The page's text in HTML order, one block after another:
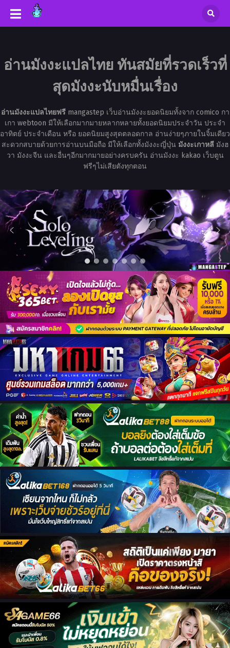
อ่านมังงะแปลไทย ทันสมัยที่รวดเร็วที่
สุดมังงะนับหมื่นเรื่อง
อ่านมังงะแปลไทยฟรีmangastep เว็บอ่านมังงะยอดนิยมทั้งจาก comico กา
เกา webtoon มีให้เลือกมากมายหลากหลายทั้งยอดนิยมประจำวัน ประจำ
อาทิตย์ ประจำเดือน หรือ ยอดนิยมสูงสุดตลอดกาล อ่านง่ายๆภายในจิ้มเดียว
สะดวกสบายด้วยการอ่านบนมือถือ มีให้เลือกทั้งมังงะญี่ปุ่น มังงะเกาหลีมังฮ
วา มังงะจีน และอื่นๆอีกมากมายอย่างครบครัน อ่านมังงะ kakao เว็บตูน
ฟรีๆไม่เสียตังทุกตอน